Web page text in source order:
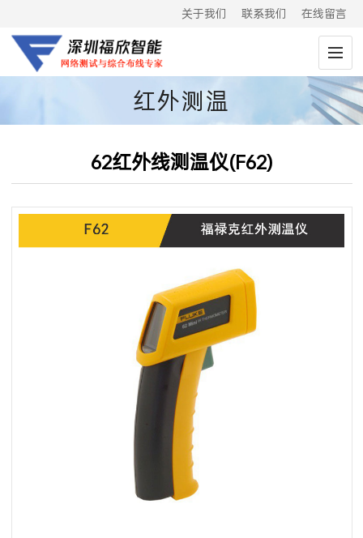
关于我们 联系我们 在线留言
红外测温
仪|MT4|62MAX|566|562
62红外线测温仪(F62)